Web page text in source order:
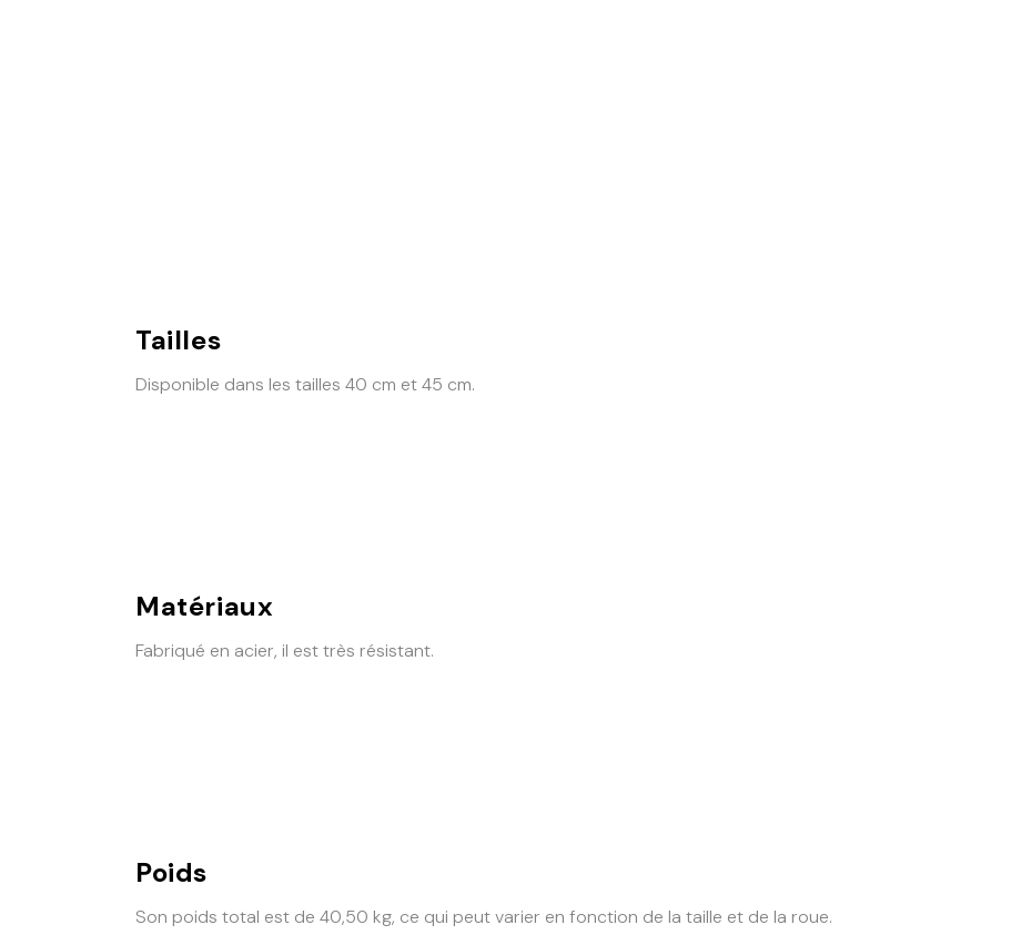
Tailles
Disponible dans les tailles 40 cm et 45 cm.
Matériaux
Fabriqué en acier, il est très résistant.
Poids
Son poids total est de 40,50 kg, ce qui peut varier en fonction de la taille et de la roue.